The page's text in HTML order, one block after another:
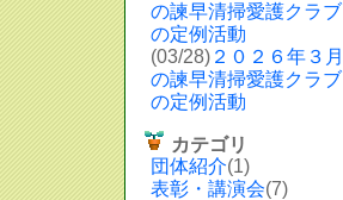
の諫早清掃愛護クラブ
の定例活動
(03/28) ２０２６年３月
の諫早清掃愛護クラブ
の定例活動
カテゴリ
団体紹介(1)
表彰・講演会(7)